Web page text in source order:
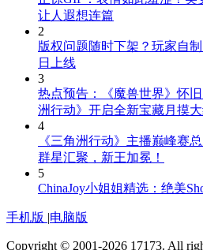
让人遐想连篇
2
版权问题随时下架？玩家自
日上线
3
热点预告：《魔兽世界》怀
洲行动》开启全新宝藏月摸大
4
《三角洲行动》主播巅峰赛
群星汇聚，新王加冕！
5
ChinaJoy小姐姐精选：绝美
手机版 |电脑版
Copyright © 2001-2026 17173. All